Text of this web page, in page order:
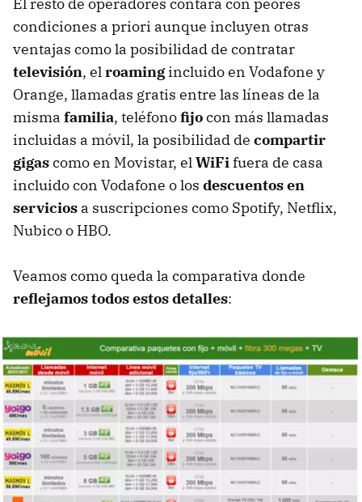
condiciones a priori aunque incluyen otras
ventajas como la posibilidad de contratar
televisión, elroamingincluido en Vodafone y
Orange, llamadas gratis entre las líneas de la
misma familia, teléfonofijocon más llamadas
incluidas a móvil, la posibilidad de compartir
gigascomo en Movistar, elWiFifuera de casa
incluido con Vodafone o los descuentos en
servicios a suscripciones como Spotify, Netflix,
Nubico o HBO.
Veamos como queda la comparativa donde
reflejamos todos estos detalles: